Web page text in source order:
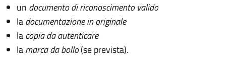
un documento di riconoscimento valido
ladocumentazione in originale
lacopia da autenticare
lamarca da bollo(se prevista).